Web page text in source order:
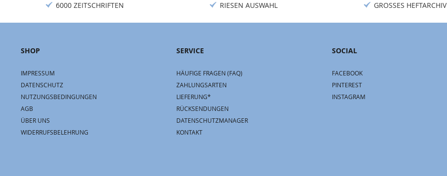
6000 ZEITSCHRIFTEN RIESEN AUSWAHL GROSSES HEFTARCHIV
SHOP
IMPRESSUM
DATENSCHUTZ
NUTZUNGSBEDINGUNGEN
AGB
ÜBER UNS
WIDERRUFSBELEHRUNG
SERVICE
HÄUFIGE FRAGEN (FAQ)
ZAHLUNGSARTEN
LIEFERUNG*
RÜCKSENDUNGEN
DATENSCHUTZMANAGER
KONTAKT
SOCIAL
FACEBOOK
PINTEREST
INSTAGRAM